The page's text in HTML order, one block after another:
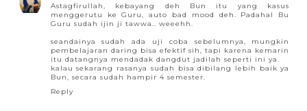
Astagfirullah, kebayang deh Bun itu yang kasus
menggerutu ke Guru, auto bad mood deh. Padahal Bu
Guru sudah ijin ji tawwa.. weeehh.
seandainya sudah ada uji coba sebelumnya, mungkin
pembelajaran daring bisa efektif sih, tapi karena kemarin
itu datangnya mendadak dangdut jadilah seperti ini ya.
kalau sekarang rasanya sudah bisa dibilang lebih baik ya
Bun, secara sudah hampir 4 semester.
Reply